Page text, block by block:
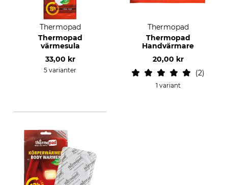
Thermopad
Thermopad
värmesula
33,00 kr
5 varianter
Thermopad
Thermopad
Handvärmare
20,00 kr
2
1 variant